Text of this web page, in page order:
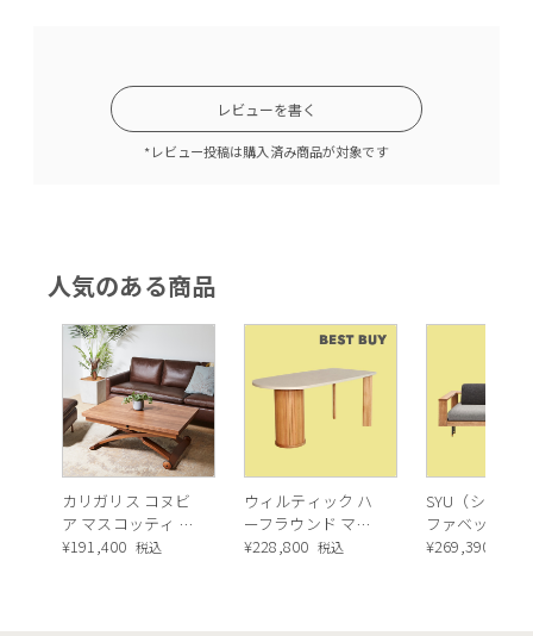
レビューを書く
*レビュー投稿は購入済み商品が対象です
人気のある商品
カリガリス コヌビ
ア マスコッティ 伸
長・昇降式テーブ
¥191,400 税込
ウィルティック ハ
ーフラウンド マテ
ィエラ塗装 ダイニ
¥228,800 税込
SYU（シュウ
ファベッド（
ュラル）
¥269,390